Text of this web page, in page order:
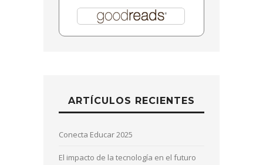
ARTÍCULOS RECIENTES
Conecta Educar 2025
El impacto de la tecnología en el futuro